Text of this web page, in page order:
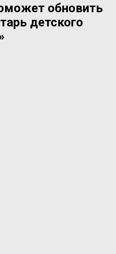
обновить
детского